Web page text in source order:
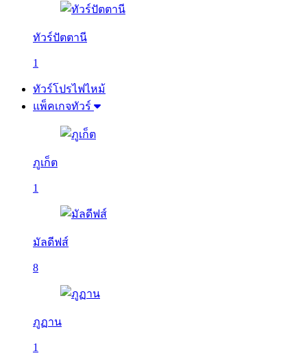
ทัวร์ปัตตานี
1
ทัวร์โปรไฟไหม้
แพ็คเกจทัวร์
ภูเก็ต
1
มัลดีฟส์
8
ภูฏาน
1